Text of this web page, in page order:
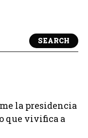
SEARCH
la presidencia
que vivifica a